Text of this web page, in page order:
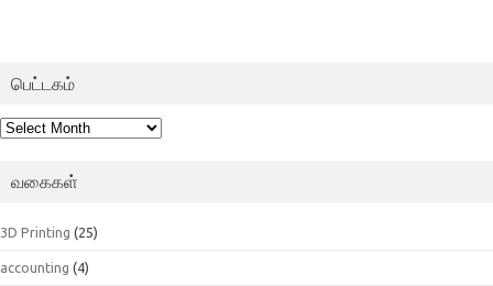
பெட்டகம்
பெட்டகம்
வகைகள்
3D Printing (25)
accounting (4)